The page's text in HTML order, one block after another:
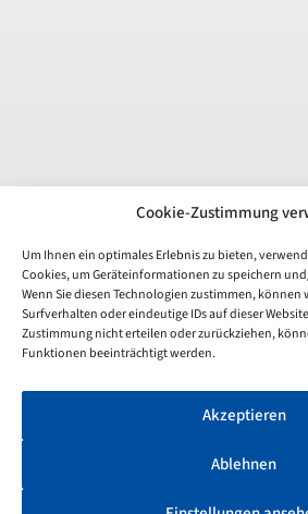
Cookie-Zustimmung
Um Ihnen ein optimales Erlebnis zu bieten,
Cookies, um Geräteinformationen zu speichern
Wenn Sie diesen Technologien zustimmen, können
Surfverhalten oder eindeutige IDs auf dieser
Zustimmung nicht erteilen oder zurückziehen,
Funktionen beeinträchtigt werden.
Akzeptieren
Ablehnen
Unfortunately,
the
day
period